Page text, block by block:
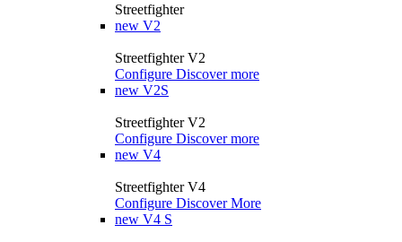
Streetfighter
new V2
Streetfighter V2
Configure Discover more
new V2S
Streetfighter V2
Configure Discover more
new V4
Streetfighter V4
Configure Discover More
new V4 S